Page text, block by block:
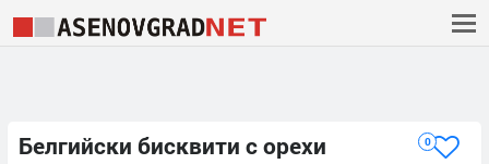
Белгийски бисквити с орехи 0